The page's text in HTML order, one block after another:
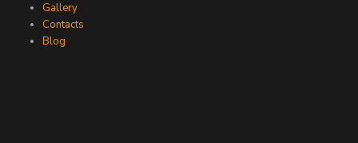
Gallery
Contacts
Blog